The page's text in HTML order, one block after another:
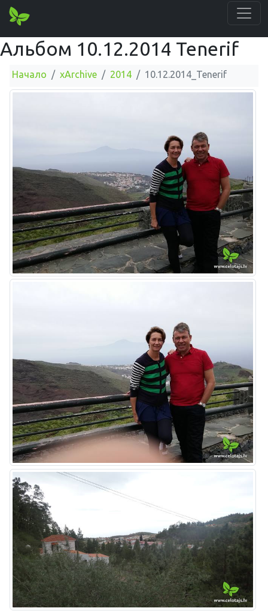
Альбом 10.12.2014 Tenerif
Начало xArchive 2014 10.12.2014_Tenerif